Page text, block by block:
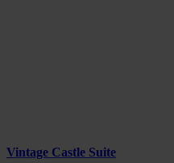
Vintage Castle Suite